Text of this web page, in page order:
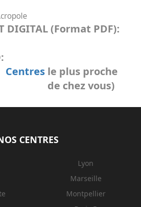
DIGITAL (Format PDF):
Centres le plus proche
de chez vous)
CENTRES
Lyon
Marseille
Montpellier